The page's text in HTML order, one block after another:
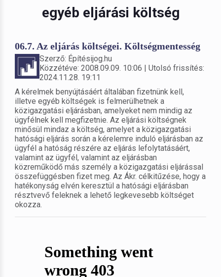
egyéb eljárási költség
06.7. Az eljárás költségei. Költségmentesség
Szerző: Építésijog.hu
Közzétéve: 2008.09.09. 10:06 | Utolsó frissítés:
2024.11.28. 19:11
A kérelmek benyújtásáért általában fizetnünk kell,
illetve egyéb költségek is felmerülhetnek a
közigazgatási eljárásban, amelyeket nem mindig az
ügyfélnek kell megfizetnie. Az eljárási költségnek
minősül mindaz a költség, amelyet a közigazgatási
hatósági eljárás során a kérelemre induló eljárásban az
ügyfél a hatóság részére az eljárás lefolytatásáért,
valamint az ügyfél, valamint az eljárásban
közreműködő más személy a közigazgatási eljárással
összefüggésben fizet meg. Az Ákr. célkitűzése, hogy a
hatékonyság elvén keresztül a hatósági eljárásban
résztvevő feleknek a lehető legkevesebb költséget
okozza.